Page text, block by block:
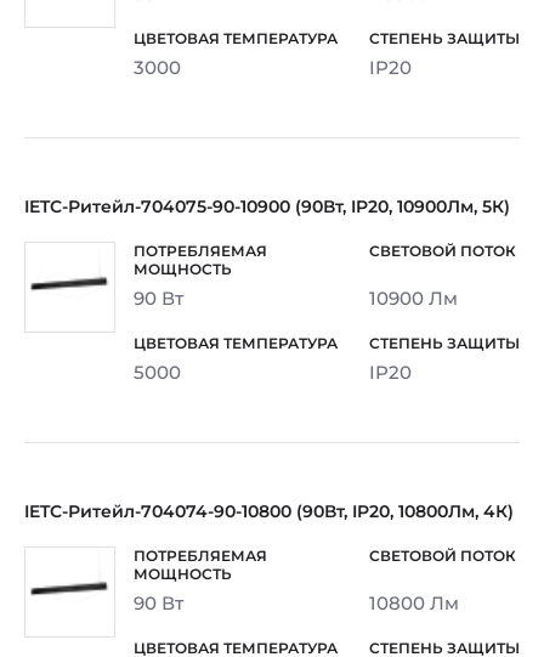
3000 IP20
IETC-Ритейл-704075-90-10900 (90Вт, IP20, 10900Лм, 5К)
90 Вт 10900 Лм
5000 IP20
IETC-Ритейл-704074-90-10800 (90Вт, IP20, 10800Лм, 4К)
90 Вт 10800 Лм